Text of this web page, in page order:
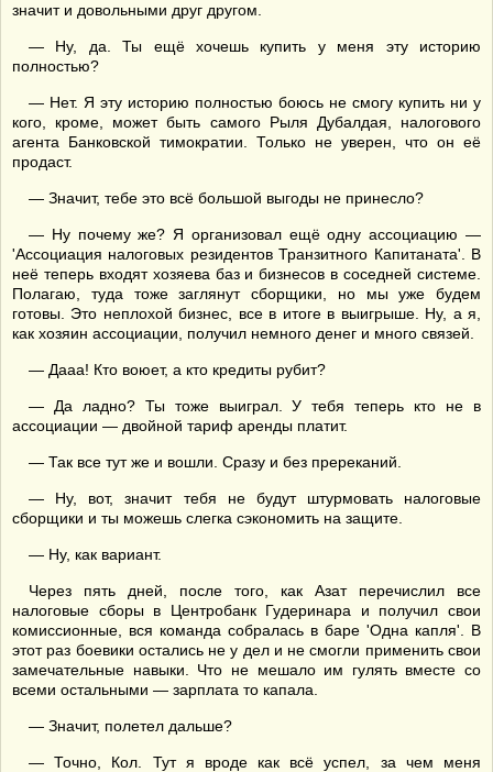
значит и довольными друг другом.
— Ну, да. Ты ещё хочешь купить у меня эту историю
полностью?
— Нет. Я эту историю полностью боюсь не смогу купить ни у
кого, кроме, может быть самого Рыля Дубалдая, налогового
агента Банковской тимократии. Только не уверен, что он её
продаст.
— Значит, тебе это всё большой выгоды не принесло?
— Ну почему же? Я организовал ещё одну ассоциацию —
'Ассоциация налоговых резидентов Транзитного Капитаната'. В
неё теперь входят хозяева баз и бизнесов в соседней системе.
Полагаю, туда тоже заглянут сборщики, но мы уже будем
готовы. Это неплохой бизнес, все в итоге в выигрыше. Ну, а я,
как хозяин ассоциации, получил немного денег и много связей.
— Дааа! Кто воюет, а кто кредиты рубит?
— Да ладно? Ты тоже выиграл. У тебя теперь кто не в
ассоциации — двойной тариф аренды платит.
— Так все тут же и вошли. Сразу и без пререканий.
— Ну, вот, значит тебя не будут штурмовать налоговые
сборщики и ты можешь слегка сэкономить на защите.
— Ну, как вариант.
Через пять дней, после того, как Азат перечислил все
налоговые сборы в Центробанк Гудеринара и получил свои
комиссионные, вся команда собралась в баре 'Одна капля'. В
этот раз боевики остались не у дел и не смогли применить свои
замечательные навыки. Что не мешало им гулять вместе со
всеми остальными — зарплата то капала.
— Значит, полетел дальше?
— Точно, Кол. Тут я вроде как всё успел, за чем меня